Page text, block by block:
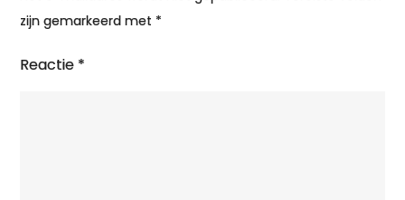
zijn gemarkeerd met *
Reactie *